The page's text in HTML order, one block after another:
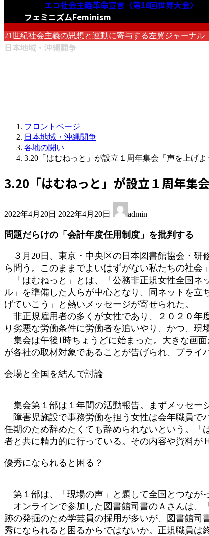
エコ社会主義革命宣言〈第18回世界大会〉
フェミニズムFeminism
21世紀社会主義の思想と運動に寄与する左翼ジャーナル
日本地域・沖縄闘争
フロントページ
日本地域・沖縄闘争
各地の闘い
3.20「はむねっと」が設立１周年集会「声を上げよ
3.20「はむねっと」が設立１周年集
2022年4月20日 終
新
時
:
2022年4月20日 admin
問題だらけの「会計年度任用制度」を批判する
３月20日、東京・中央区の日本図書館協会・
ら問う。このままでよいはずがない私たちの社会
「はむねっと」とは、「公務非正規女性全国ネ
ル」を準備した人らが中心となり、同ネットを立
げていこう」と熱いメッセージが寄せられた。
非正規雇用者の多くが女性であり、２０２０年
り劣悪な労働条件に労働者を追いやり、かつ、現
集会は午後1時ちょうどに始まった。大きな画
が各社の取材対象であることが告げられ、プライ
会場と全国を結んで討論
集会第１部は１年間の活動報告。まずメッセー
障害児施設で事務労働を担う女性は会年職員で
任期のため辞めたくても辞められないという。「
者と共に精力的に行っている。その内容や資料が
優秀になられると困る？
第１部は、「現場の声」と題して全国とつなが
オンラインで参加した図書館司書のＡさんは、
跡の発掘のため学芸員の採用が多いが、図書館司
秀になられると困るからではないか。正規職員は